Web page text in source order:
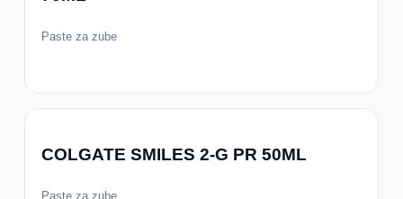
Paste za zube
COLGATE SMILES 2-G PR 50ML
Paste za zube